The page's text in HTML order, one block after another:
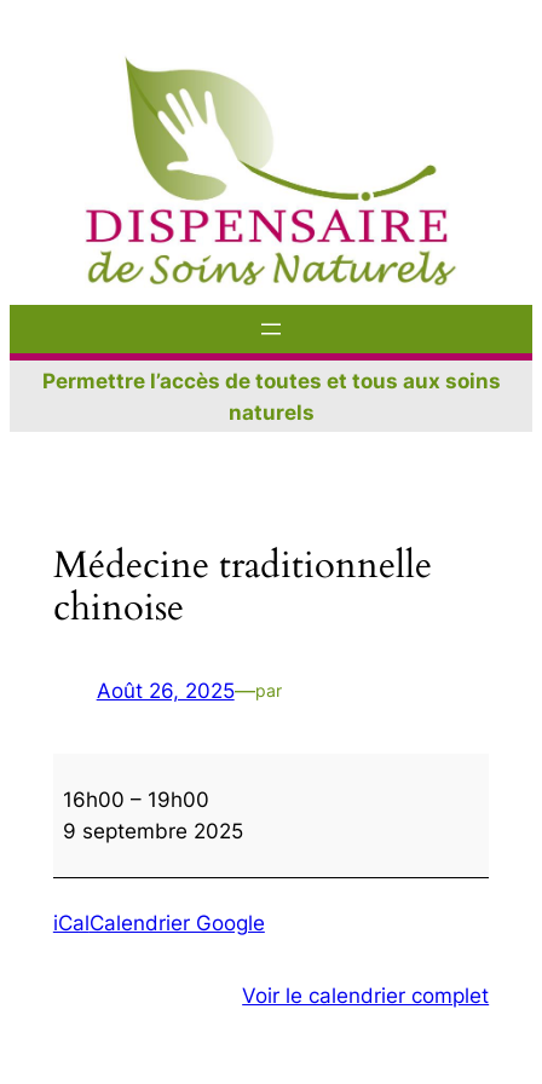
Permettre l’accès de toutes et tous aux soins
naturels
Médecine traditionnelle
chinoise
Août 26, 2025—par
traditionnelle
chinoise
16h00 – 19h00
9 septembre 2025
iCalCalendrier Google
Voir le calendrier complet